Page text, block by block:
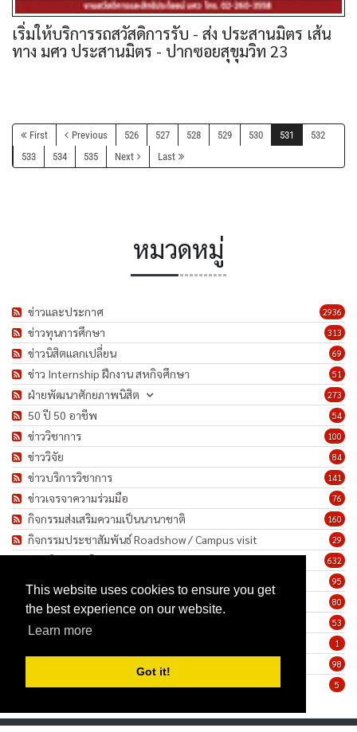
This website uses cookies to ensure you get
the best experience on our website.
Learn more
Got it!
เริ่มให้บริการรถสวัสดิการรับ - ส่ง ประสานมิตร เส้น
ทาง มศว ประสานมิตร - ปากซอยสุขุมวิท 23
First Previous 526 527 528 529 530 531
532
533
534 535 Next Last
หมวดหมู่
2936
ข่าวและประกาศ
313
ข่าวทุนการศึกษา
69
ข่าวนิสิตแลกเปลี่ยน
51
ข่าว Internship ฝึกงาน สหกิจศึกษา
273
ฝ่ายพัฒนาศักยภาพนิสิต
54
50 ปี 50 อาชีพ
100
ข่าววิชาการ
84
ข่าววิจัย
141
ข่าวบริการวิชาการ
76
ข่าวเจรจาความร่วมมือ
160
กิจกรรมส่งเสริมความเป็นนานาชาติ
29
กิจกรรมประชาสัมพันธ์ Roadshow / Campus visit
632
95
80
ทำนุบำรุงศิลปวัฒนธรรม
53
ข่าวประกาศรับสมัครงาน
1
98
5
มาตรการป้องกันการแพร่ระบาดของเชื้อโรค COVID-19